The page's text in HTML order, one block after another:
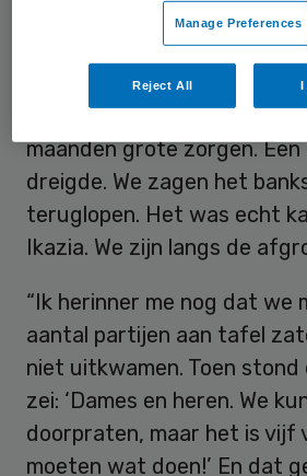
Faillissement
Riemens: “We maakten ons
maanden grote zorgen.
dreigde. We zagen het
teruglopen. Het was echt
Ikazia. We zijn langs de
“Ik herinner me nog dat we
aantal partijen aan tafel
niet uitkwamen. Toen stond
zei: ‘Dames en heren. We
doorpraten, maar het is vijf
moeten wat doen!’ En dat
Manage Preferences
Reject All I